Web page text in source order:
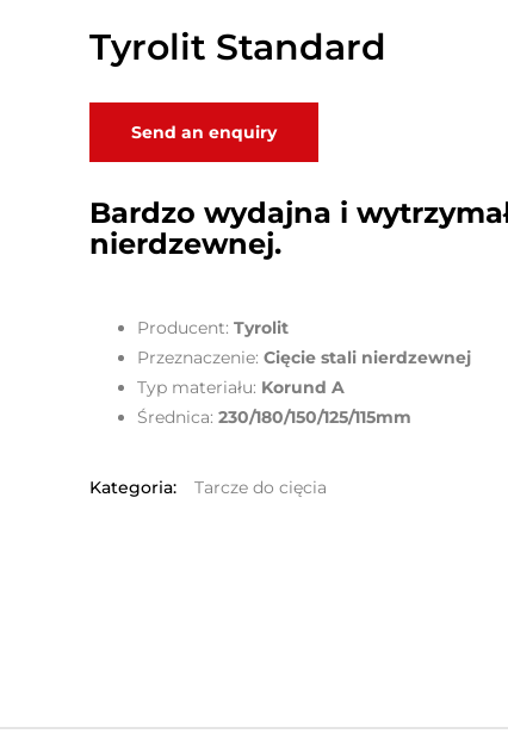
Tyrolit Standard
Send an enquiry
Bardzo wydajna i
nierdzewnej.
Producent: Tyrolit
Przeznaczenie: Cięcie stali nierdzewnej
Typ materiału: Korund A
Średnica: 230/180/150/125/115mm
Kategoria: Tarcze do cięcia